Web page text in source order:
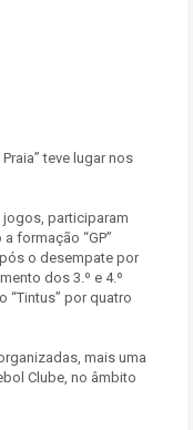
teve lugar nos
participaram
formação “GP”
o desempate por
dos 3.º e 4.º
“Tintus” por quatro
mais uma
Clube, no âmbito